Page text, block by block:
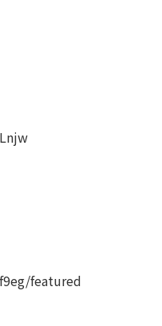
featured